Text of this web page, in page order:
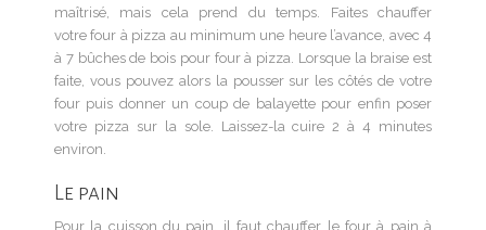
maîtrisé, mais cela prend du temps. Faites chauffer
votre four à pizza au minimum une heure l’avance, avec 4
à 7 bûches de bois pour four à pizza. Lorsque la braise est
faite, vous pouvez alors la pousser sur les côtés de votre
four puis donner un coup de balayette pour enfin poser
votre pizza sur la sole. Laissez-la cuire 2 à 4 minutes
environ.
Le pain
Pour la cuisson du pain, il faut chauffer le four à pain à